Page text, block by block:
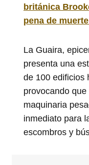
británica
pena de
La Guaira,
presenta una
de 100 edificios
provocando
maquinaria
inmediato para
escombros y